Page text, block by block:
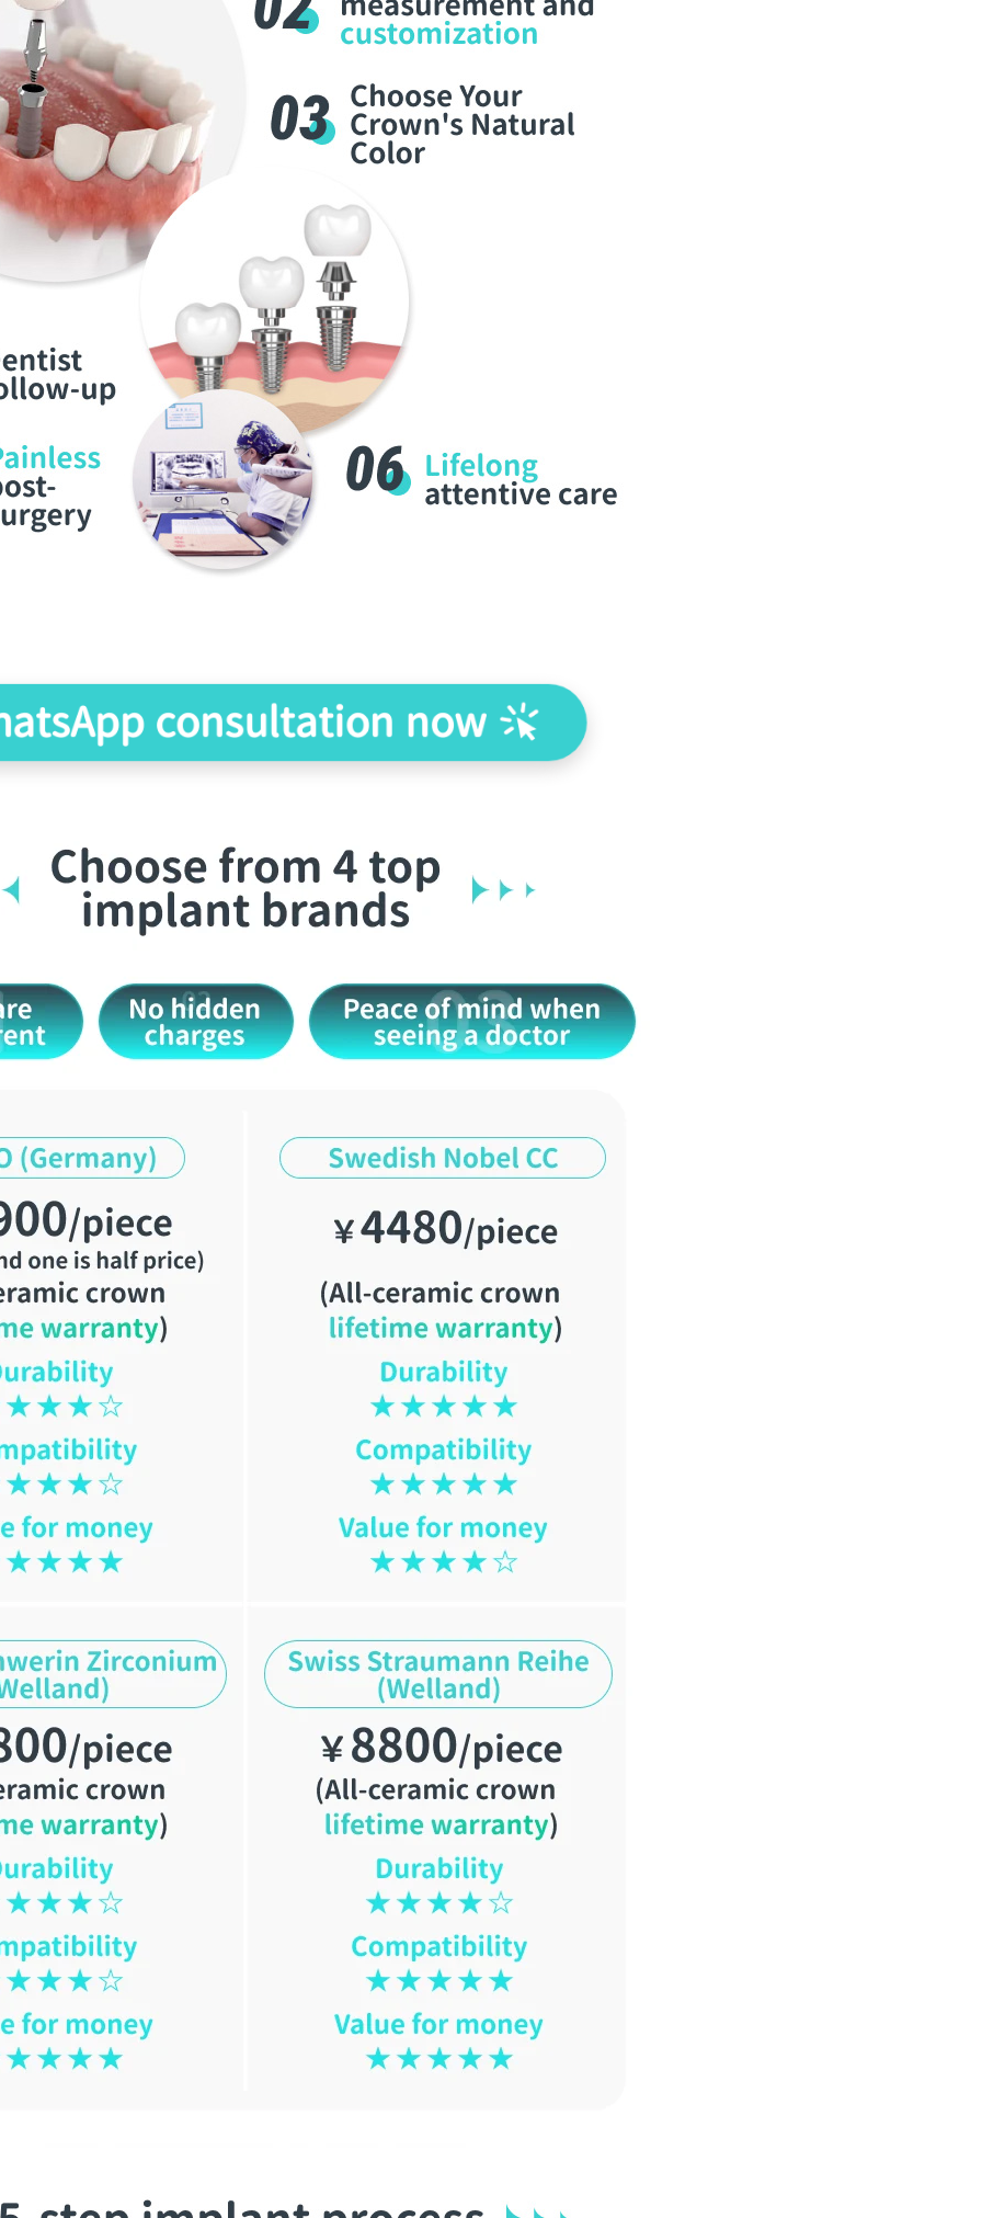
consultation now